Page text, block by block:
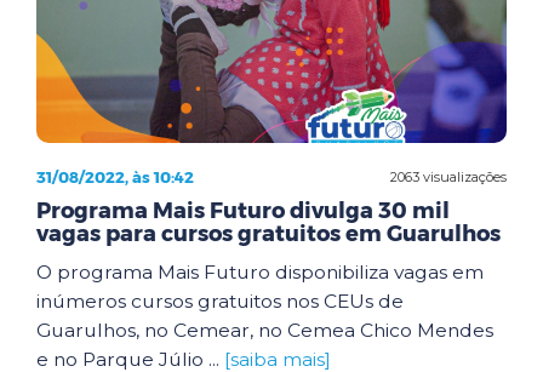
2063 visualizações
31/08/2022, às 10:42
Programa Mais Futuro divulga 30 mil
vagas para cursos gratuitos em Guarulhos
O programa Mais Futuro disponibiliza vagas em
inúmeros cursos gratuitos nos CEUs de
Guarulhos, no Cemear, no Cemea Chico Mendes
e no Parque Júlio ... [saiba mais]